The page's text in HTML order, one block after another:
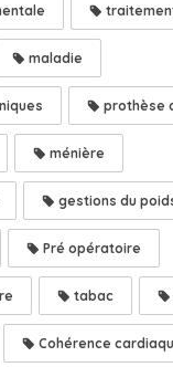
maladie
prothèse
ménière
gestions du
Pré opératoire
tabac
Cohérence